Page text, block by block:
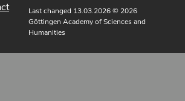
Last changed 13.03.2026© 2026
Göttingen Academy of Sciences and
Humanities